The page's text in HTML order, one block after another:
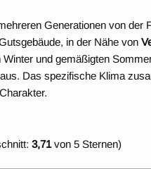
Generationen von der
in der Nähe von
und gemäßigten
Das spezifische Klima
3,71von 5 Sternen)